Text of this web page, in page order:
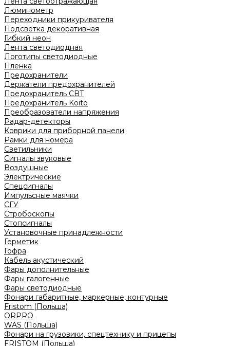
Люминометр
Переходники прикуривателя
Подсветка декоративная
Гибкий неон
Лента светодиодная
Логотипы светодиодные
Пленка
Предохранители
Держатели предохранителей
Предохранитель CBT
Предохранитель Koito
Преобразователи напряжения
Радар-детекторы
Коврики для приборной панели
Рамки для номера
Светильники
Сигналы звуковые
Воздушные
Электрические
Спецсигналы
Импульсные маячки
СГУ
Стробоскопы
Стопсигналы
Установочные принадлежности
Герметик
Гофра
Кабель акустический
Фары дополнительные
Фары галогенные
Фары светодиодные
Фонари габаритные, маркерные, контурные
Fristom (Польша)
ORPRO
WAS (Польша)
Фонари на грузовики, спецтехнику и прицепы
FRISTOM (Польша)